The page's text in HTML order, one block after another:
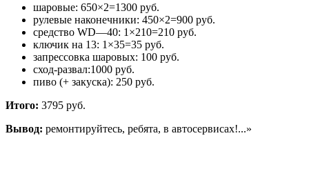
шаровые: 650×2=1300 руб.
рулевые наконечники: 450×2=900 руб.
средство WD—40: 1×210=210 руб.
ключик на 13: 1×35=35 руб.
запрессовка шаровых: 100 руб.
сход-развал:1000 руб.
пиво (+ закуска): 250 руб.
Итого: 3795 руб.
Вывод: ремонтируйтесь, ребята, в автосервисах!...»